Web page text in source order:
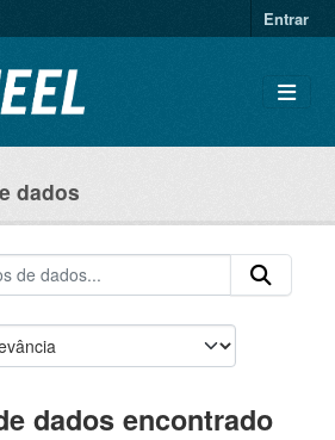
Entrar
dados
dados encontrado